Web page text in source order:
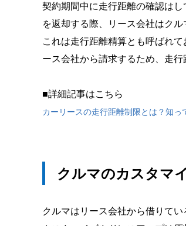
契約期間中に走行距離の確認は
を返却する際、リース会社はクル
これは走行距離精算とも呼ばれ
ース会社から請求するため、走
■詳細記事はこちら
カーリースの走行距離制限とは？知っ
クルマのカスタマ
クルマはリース会社から借りて